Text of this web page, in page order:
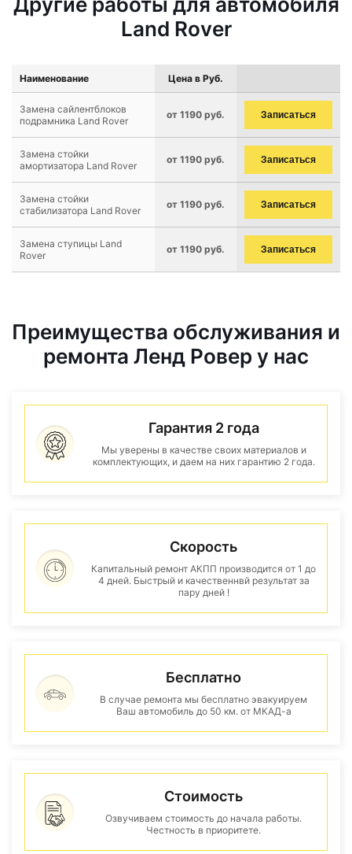
Land Rover
Наименование Цена в Руб.
Замена сайлентблоков
подрамника Land Rover
от 1190 руб. Записаться
Замена стойки
амортизатора Land Rover
от 1190 руб. Записаться
Замена стойки
стабилизатора Land Rover
от 1190 руб. Записаться
Замена ступицы Land
Rover
от 1190 руб. Записаться
Преимущества обслуживания и
ремонта Ленд Ровер у нас
Гарантия 2 года
Мы уверены в качестве своих материалов и
комплектующих, и даем на них гарантию 2 года.
Скорость
Капитальный ремонт АКПП производится от 1 до
4 дней. Быстрый и качественнвй результат за
пару дней !
Бесплатно
В случае ремонта мы бесплатно эвакуируем
Ваш автомобиль до 50 км. от МКАД-а
Стоимость
Озвучиваем стоимость до начала работы.
Честность в приоритете.